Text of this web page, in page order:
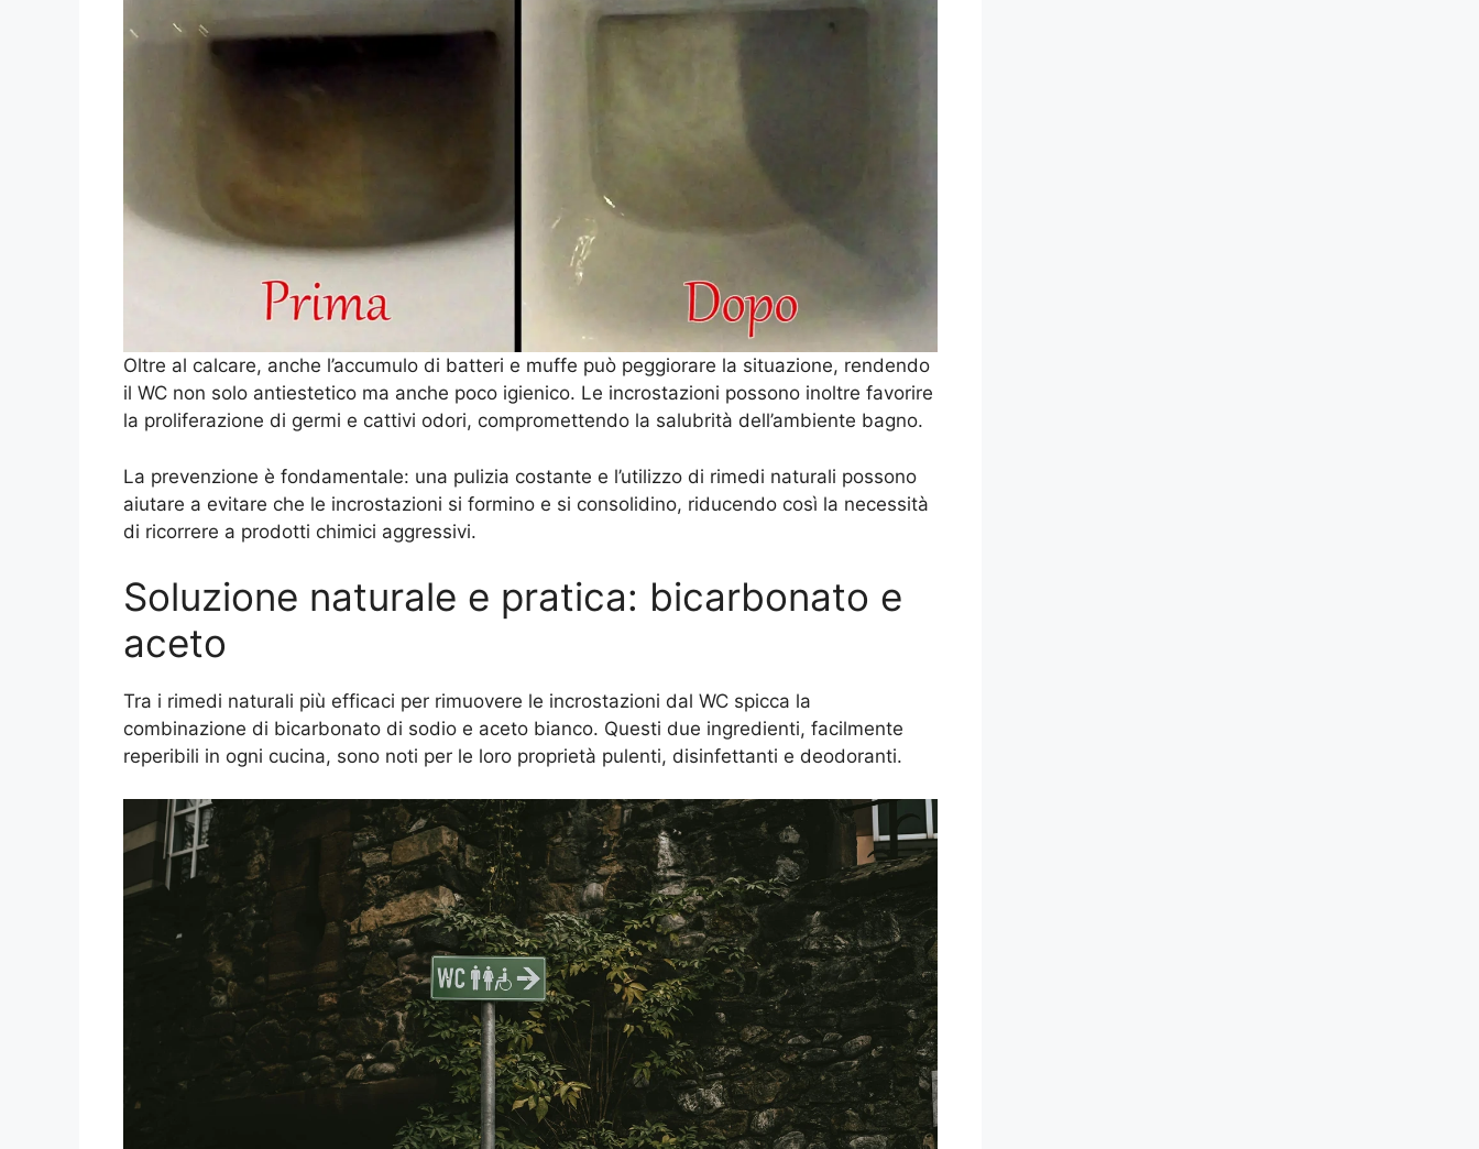
Oltre al calcare, anche l’accumulo di batteri e muffe può peggiorare la situazione, rendendo
il WC non solo antiestetico ma anche poco igienico. Le incrostazioni possono inoltre favorire
la proliferazione di germi e cattivi odori, compromettendo la salubrità dell’ambiente bagno.
La prevenzione è fondamentale: una pulizia costante e l’utilizzo di rimedi naturali possono
aiutare a evitare che le incrostazioni si formino e si consolidino, riducendo così la necessità
di ricorrere a prodotti chimici aggressivi.
Soluzione naturale e pratica: bicarbonato e
aceto
Tra i rimedi naturali più efficaci per rimuovere le incrostazioni dal WC spicca la
combinazione di bicarbonato di sodio e aceto bianco. Questi due ingredienti, facilmente
reperibili in ogni cucina, sono noti per le loro proprietà pulenti, disinfettanti e deodoranti.